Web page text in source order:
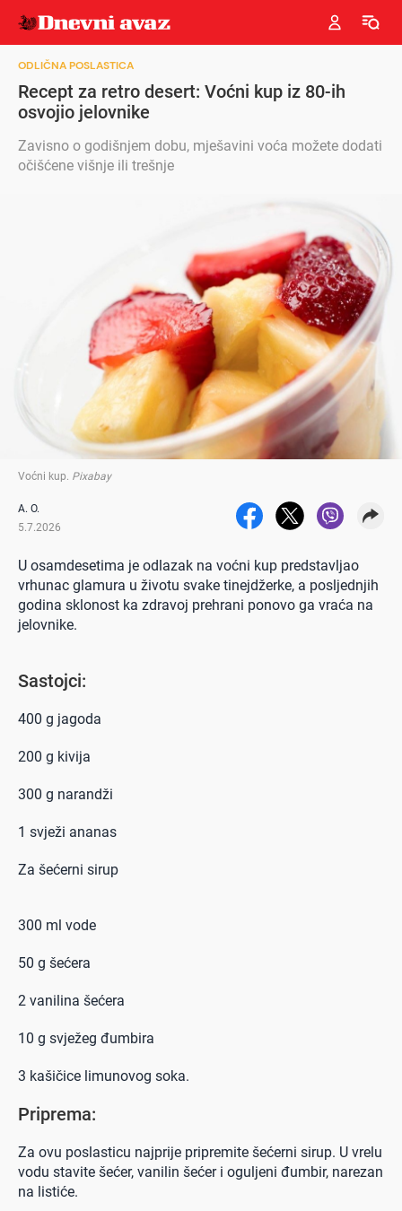
ODLIČNA POSLASTICA
Recept za retro desert: Voćni kup iz 80-ih
osvojio jelovnike
Zavisno o godišnjem dobu, mješavini voća možete dodati
očišćene višnje ili trešnje
Voćni kup. Pixabay
A. O.
5.7.2026
U osamdesetima je odlazak na voćni kup predstavljao
vrhunac glamura u životu svake tinejdžerke, a posljednjih
godina sklonost ka zdravoj prehrani ponovo ga vraća na
jelovnike.
Sastojci:
400 g jagoda
200 g kivija
300 g narandži
1 svježi ananas
Za šećerni sirup
300 ml vode
50 g šećera
2 vanilina šećera
10 g svježeg đumbira
3 kašičice limunovog soka.
Priprema:
Za ovu poslasticu najprije pripremite šećerni sirup. U vrelu
vodu stavite šećer, vanilin šećer i oguljeni đumbir, narezan
na listiće.